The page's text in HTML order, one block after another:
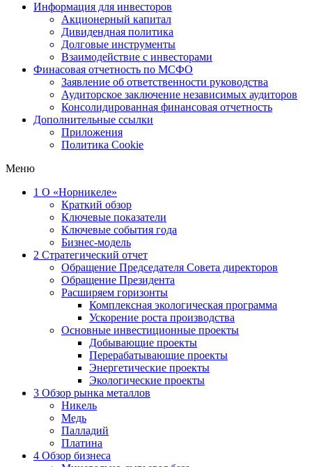
Информация для инвесторов
Акционерный капитал
Дивидендная политика
Долговые инструменты
Взаимодействие с инвеcторами
Финасовая отчетность по МСФО
Заявление об ответственности руководства
Аудиторское заключение независимых аудиторов
Консолидированная финансовая отчетность
Дополнительные ссылки
Приложения
Политика Cookie
Меню
1 О «Норникеле»
Краткий обзор
Ключевые показатели
Ключевые события года
Бизнес-модель
2 Стратегический отчет
Обращение Председателя Совета директоров
Обращение Президента
Расширяем горизонты
Комплексная экологическая программа
Ускорение роста производства
Основные инвестиционные проекты
Добывающие проекты
Перерабатывающие проекты
Энергетические проекты
Экологические проекты
3 Обзор рынка металлов
Никель
Медь
Палладий
Платина
4 Обзор бизнеса